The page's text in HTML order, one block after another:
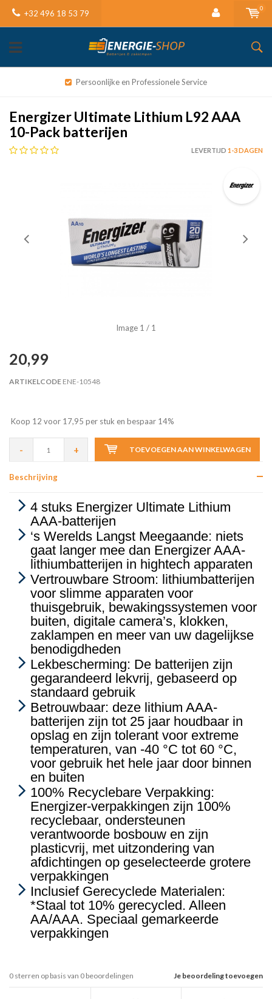
+32 496 18 53 79
0
Persoonlijke en Professionele Service
Energizer Ultimate Lithium L92 AAA
10-Pack batterijen
LEVERTIJD 1-3 DAGEN
Image 1 / 1
20,99
ARTIKELCODE ENE-10548
Koop 12 voor 17,95 per stuk en bespaar 14%
- + TOEVOEGEN AAN WINKELWAGEN
Beschrijving
4 stuks Energizer Ultimate Lithium
AAA-batterijen
‘s Werelds Langst Meegaande: niets
gaat langer mee dan Energizer AAA-
lithiumbatterijen in hightech apparaten
Vertrouwbare Stroom: lithiumbatterijen
voor slimme apparaten voor
thuisgebruik, bewakingssystemen voor
buiten, digitale camera’s, klokken,
zaklampen en meer van uw dagelijkse
benodigdheden
Lekbescherming: De batterijen zijn
gegarandeerd lekvrij, gebaseerd op
standaard gebruik
Betrouwbaar: deze lithium AAA-
batterijen zijn tot 25 jaar houdbaar in
opslag en zijn tolerant voor extreme
temperaturen, van -40 °C tot 60 °C,
voor gebruik het hele jaar door binnen
en buiten
100% Recyclebare Verpakking:
Energizer-verpakkingen zijn 100%
recyclebaar, ondersteunen
verantwoorde bosbouw en zijn
plasticvrij, met uitzondering van
afdichtingen op geselecteerde grotere
verpakkingen
Inclusief Gerecyclede Materialen:
*Staal tot 10% gerecycled. Alleen
AA/AAA. Speciaal gemarkeerde
verpakkingen
Je beoordeling toevoegen
0 sterren op basis van 0 beoordelingen